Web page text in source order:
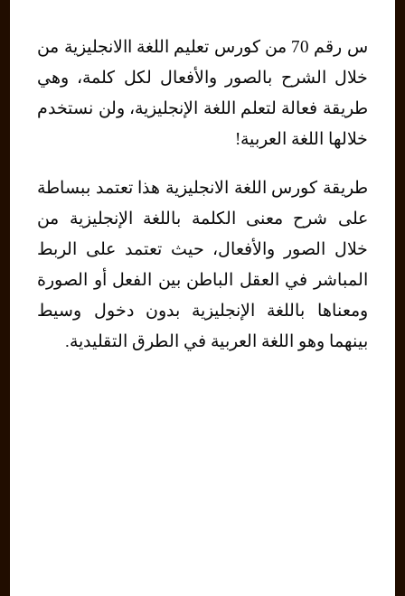
س رقم 70 من كورس تعليم اللغة االانجليزية من
خلال الشرح بالصور والأفعال لكل كلمة، وهي
طريقة فعالة لتعلم اللغة الإنجليزية، ولن نستخدم
خلالها اللغة العربية!
طريقة كورس اللغة الانجليزية هذا تعتمد ببساطة
على شرح معنى الكلمة باللغة الإنجليزية من
خلال الصور والأفعال، حيث تعتمد على الربط
المباشر في العقل الباطن بين الفعل أو الصورة
ومعناها باللغة الإنجليزية بدون دخول وسيط
بينهما وهو اللغة العربية في الطرق التقليدية.